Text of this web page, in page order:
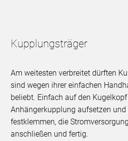
Kupplungsträger
Am weitesten verbreitet dürften
sind wegen ihrer einfachen
beliebt. Einfach auf den
Anhängerkupplung aufsetzen
festklemmen, die
anschließen und fertig.